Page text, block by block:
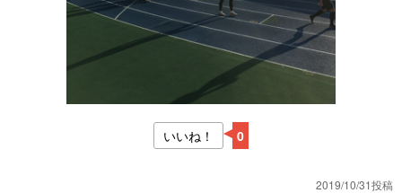
いいね！ 0
2019/10/31投稿